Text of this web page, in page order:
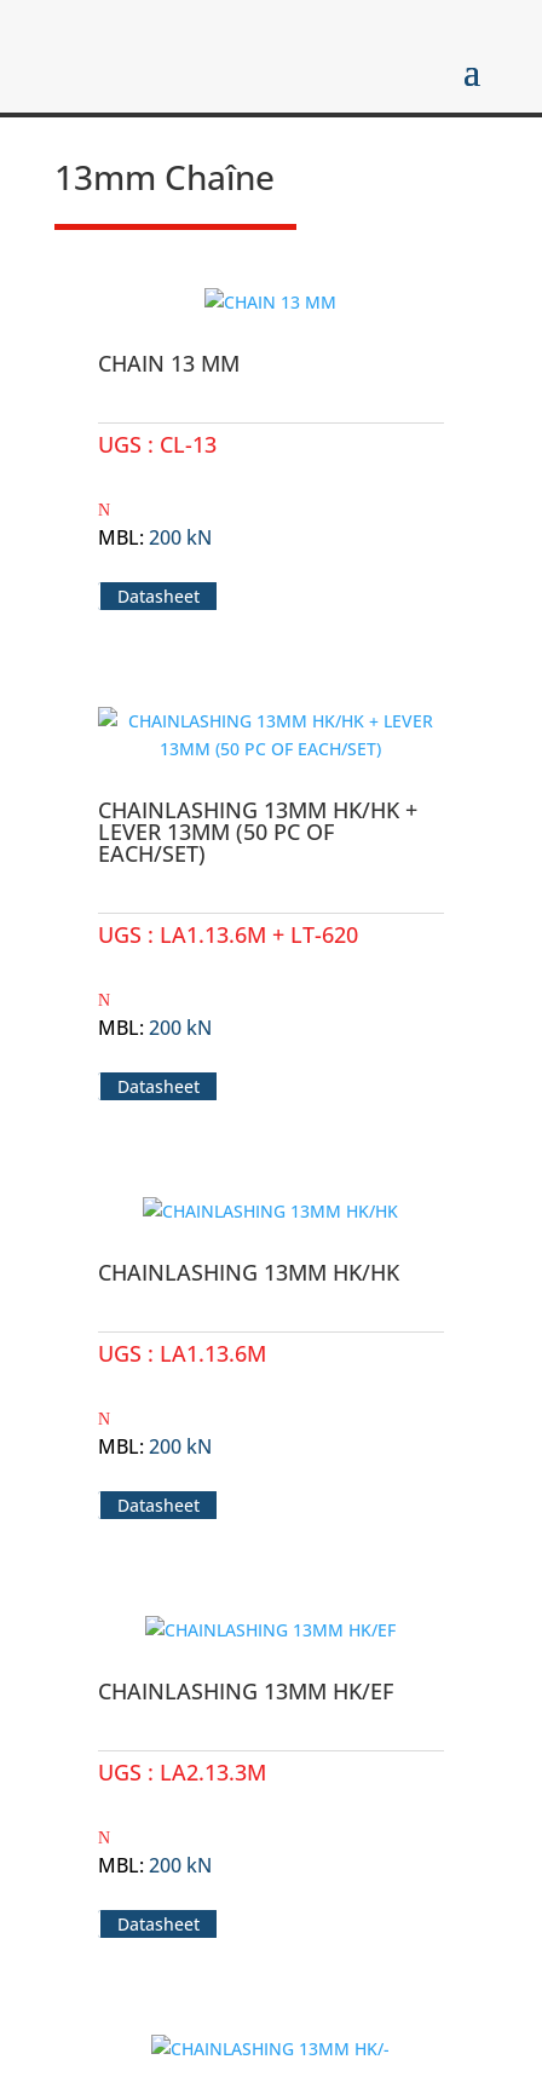
13mm Chaîne
CHAIN 13 MM
UGS : CL-13
MBL:200 kN
Datasheet
CHAINLASHING 13MM HK/HK +
LEVER 13MM (50 PC OF
EACH/SET)
UGS : LA1.13.6M + LT-620
MBL:200 kN
Datasheet
CHAINLASHING 13MM HK/HK
UGS : LA1.13.6M
MBL:200 kN
Datasheet
CHAINLASHING 13MM HK/EF
UGS : LA2.13.3M
MBL:200 kN
Datasheet